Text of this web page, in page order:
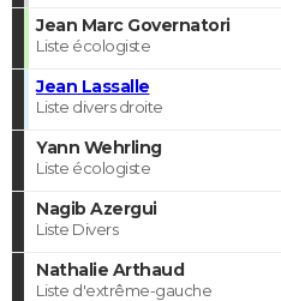
Jean Marc Governatori
Liste écologiste
Jean Lassalle
Liste divers droite
Yann Wehrling
Liste écologiste
Nagib Azergui
Liste Divers
Nathalie Arthaud
Liste d'extrême-gauche